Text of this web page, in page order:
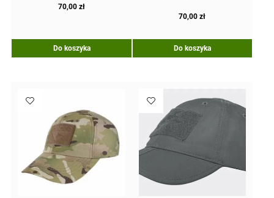
70,00zł
Do koszyka
70,00zł
Do koszyka